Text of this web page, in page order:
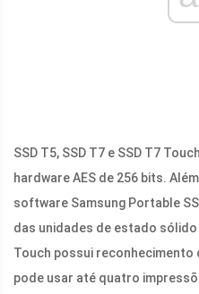
SSD T5, SSD T7 e SSD T7
hardware AES de 256 bits.
software Samsung Portable
das unidades de estado
Touch possui reconhecimento
pode usar até quatro